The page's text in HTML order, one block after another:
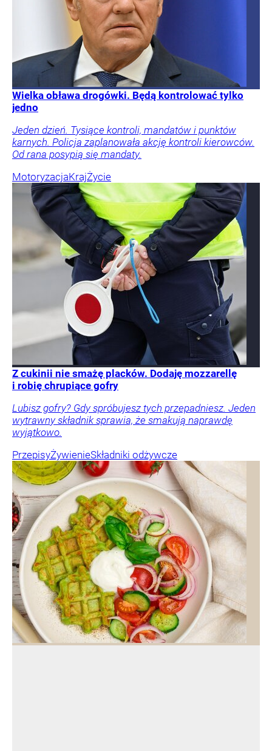
Wielka obława drogówki. Będą kontrolować tylko
jedno
Jeden dzień. Tysiące kontroli, mandatów i punktów
karnych. Policja zaplanowała akcję kontroli kierowców.
Od rana posypią się mandaty.
MotoryzacjaKrajŻycie
Z cukinii nie smażę placków. Dodaję mozzarellę
i robię chrupiące gofry
Lubisz gofry? Gdy spróbujesz tych przepadniesz. Jeden
wytrawny składnik sprawia, że smakują naprawdę
wyjątkowo.
PrzepisyŻywienieSkładniki odżywcze